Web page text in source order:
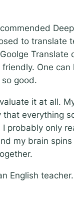
to translate
Translate
friendly. One can
good.
it at all.
that everything
I probably only
my brain
English